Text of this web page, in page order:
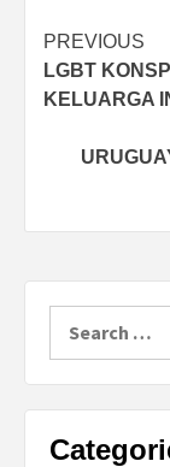
Post
PREVIOUS
LGBT
KELUARGA